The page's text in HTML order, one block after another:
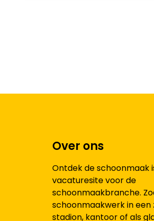
Over ons
Ontdek de schoonmaak
vacaturesite voor de
schoonmaakbranche.
schoonmaakwerk in een
stadion, kantoor of als